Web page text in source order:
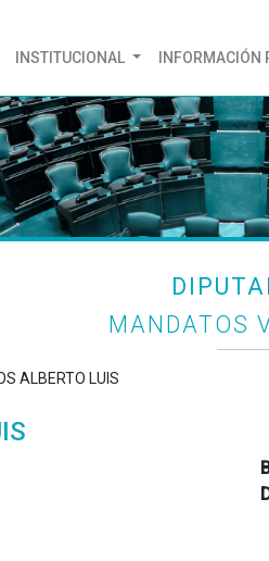
(CURRENT)
INSTITUCIONAL INFORMACIÓN
MANDATOS
ALBERTO LUIS